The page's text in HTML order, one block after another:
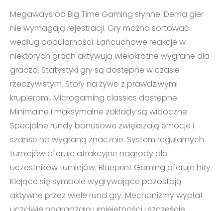
Megaways od Big Time Gaming słynne. Dema gier
nie wymagają rejestracji. Gry można sortować
według popularności. Łańcuchowe reakcje w
niektórych grach aktywują wielokrotne wygrane dla
gracza. Statystyki gry są dostępne w czasie
rzeczywistym. Stoły na żywo z prawdziwymi
krupierami. Microgaming classics dostępne.
Minimalne i maksymalne zakłady są widoczne.
Specjalne rundy bonusowe zwiększają emocje i
szanse na wygraną znacznie. System regularnych
turniejów oferuje atrakcyjne nagrody dla
uczestników turniejów. Blueprint Gaming oferuje hity.
Klejące się symbole wygrywające pozostają
aktywne przez wiele rund gry. Mechanizmy wypłat